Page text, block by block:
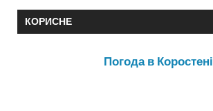
КОРИСНЕ
Погода в Коростені